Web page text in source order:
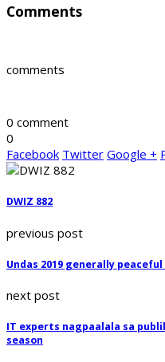
Comments
comments
0 comment
0
Facebook Twitter Google +
DWIZ 882
previous post
Undas 2019 generally
next post
IT experts nagpaalala sa
season